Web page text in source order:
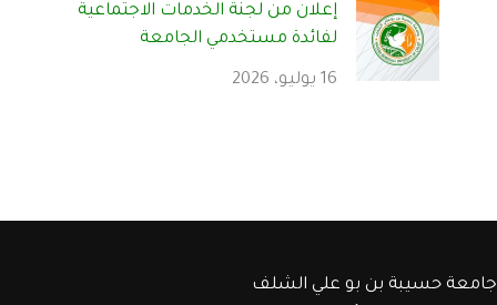
إعلان من لجنة الخدمات الاجتماعية
لفائدة مستخدمي الجامعة
16 يوليو، 2026
جامعة حسيبة بن بو علي الشلف